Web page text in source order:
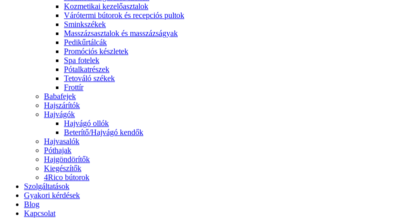
Kozmetikai kezelőasztalok
Várótermi bútorok és recepciós pultok
Sminkszékek
Masszázsasztalok és masszázságyak
Pedikűrtálcák
Promóciós készletek
Spa fotelek
Pótalkatrészek
Tetováló székek
Frottír
Babafejek
Hajszárítók
Hajvágók
Hajvágó ollók
Beterítő/Hajvágó kendők
Hajvasalók
Póthajak
Hajgöndörítők
Kiegészítők
4Rico bútorok
Szolgáltatások
Gyakori kérdések
Blog
Kapcsolat